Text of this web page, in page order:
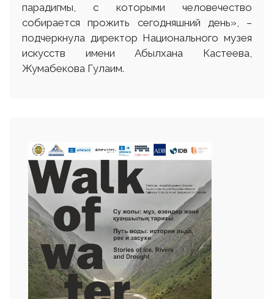
парадигмы, с которыми человечество
собирается прожить сегодняшний день», –
подчеркнула директор Национального музея
искусств имени Абылхана Кастеева,
Жумабекова Гулаим.